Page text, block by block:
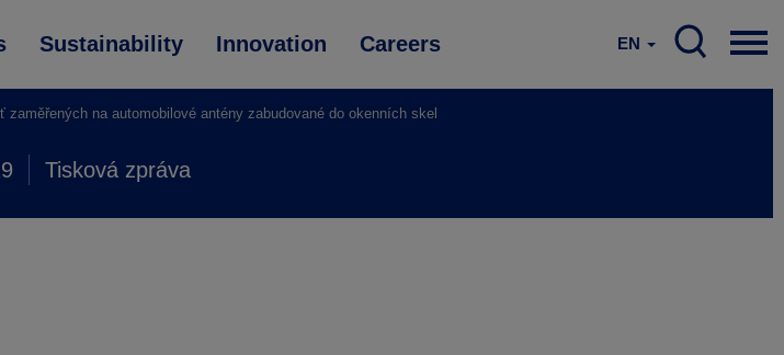
Sustainability Innovation Careers EN
na automobilové antény zabudované do okenních skel
Tisková zpráva